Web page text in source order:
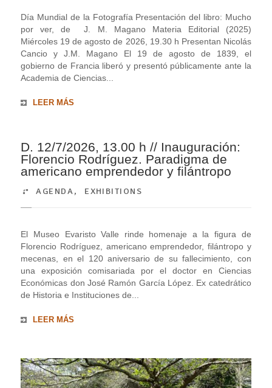
Día Mundial de la Fotografía Presentación del libro: Mucho
por ver, de J. M. Magano Materia Editorial (2025)
Miércoles 19 de agosto de 2026, 19.30 h Presentan Nicolás
Cancio y J.M. Magano El 19 de agosto de 1839, el
gobierno de Francia liberó y presentó públicamente ante la
Academia de Ciencias...
LEER MÁS
D. 12/7/2026, 13.00 h // Inauguración:
Florencio Rodríguez. Paradigma de
americano emprendedor y filántropo
AGENDA, EXHIBITIONS
El Museo Evaristo Valle rinde homenaje a la figura de
Florencio Rodríguez, americano emprendedor, filántropo y
mecenas, en el 120 aniversario de su fallecimiento, con
una exposición comisariada por el doctor en Ciencias
Económicas don José Ramón García López. Ex catedrático
de Historia e Instituciones de...
LEER MÁS